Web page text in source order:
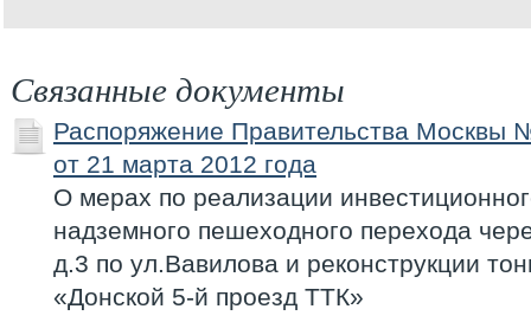
Связанные документы
Распоряжение Правительства Москвы
от 21 марта 2012 года
О мерах по реализации
надземного пешеходного перехода
д.3 по ул.Вавилова и реконструкции
«Донской 5-й проезд ТТК»